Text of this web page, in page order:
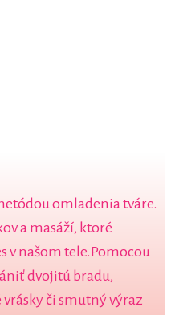
omladenia tváre.
a masáží, ktoré
v našom tele.Pomocou
dvojitú bradu,
či smutný výraz